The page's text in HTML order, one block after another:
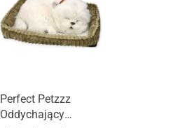
Perfect Petzzz
Oddychający